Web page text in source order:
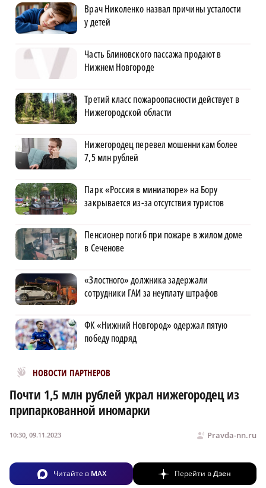
Врач Николенко назвал причины усталости
у детей
Часть Блиновского пассажа продают в
Нижнем Новгороде
Третий класс пожароопасности действует в
Нижегородской области
Нижегородец перевел мошенникам более
7,5 млн рублей
Парк «Россия в миниатюре» на Бору
закрывается из-за отсутствия туристов
Пенсионер погиб при пожаре в жилом доме
в Сеченове
«Злостного» должника задержали
сотрудники ГАИ за неуплату штрафов
ФК «Нижний Новгород» одержал пятую
победу подряд
НОВОСТИ ПАРТНЕРОВ
Новости МирТесен
Почти 1,5 млн рублей украл нижегородец из
припаркованной иномарки
Pravda-nn.ru
10:30, 09.11.2023
Читайте в MAX Перейти вДзен